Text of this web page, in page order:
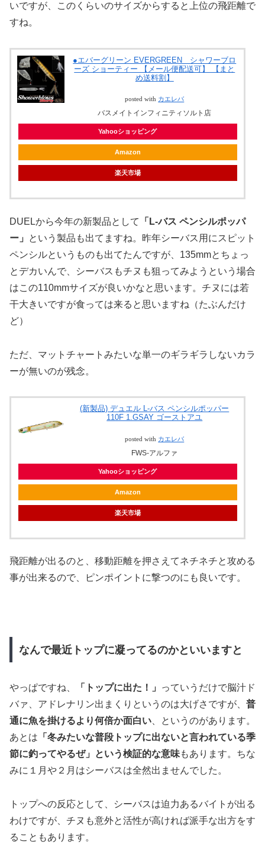
いですが、このくらいのサイズからすると上位の飛距離で
すね。
●エバーグリーン EVERGREEN シャワーブロ
ーズ ショーティー 【メール便配送可】 【まと
め送料割】
posted with カエレバ
バスメイトインフィニティソルト店
Yahooショッピング
Amazon
楽天市場
DUELから今年の新製品として
「L-バス ペンシルポッパ
ー」
という製品も出てますね。昨年シーバス用にスピット
ペンシルというものも出てたんですが、135mmとちょっ
とデカいんで、シーバスもチヌも狙ってみようという場合
はこの110mmサイズが良いかなと思います。チヌには若
干大きいですが食っては来ると思いますね（たぶんだけ
ど）
ただ、マットチャートみたいな単一のギラギラしないカラ
ーが無いのが残念。
(新製品) デュエル L-バス ペンシルポッパー
110F 1.GSAY ゴーストアユ
posted with カエレバ
FWS-アルファ
Yahooショッピング
Amazon
楽天市場
飛距離が出るのと、移動距離を押さえてネチネチと攻める
事が出来るので、ピンポイントに撃つのにも良いです。
なんで最近トップに凝ってるのかといいますと
やっぱですね、 「トップに出た！」
っていうだけで脳汁ド
バァ、アドレナリン出まくりというのは大げさですが、 普
通に魚を掛けるより何倍か面白い、というのがあります。
あとは 「冬みたいな普段トップに出ないと言われている季
節に釣ってやるぜ」という検証的な意味もあります。ちな
みに１月や２月はシーバスは全然出ませんでした。
トップへの反応として、シーバスは迫力あるバイトが出る
わけですが、チヌも意外と活性が高ければ派手な出方をす
ることもあります。